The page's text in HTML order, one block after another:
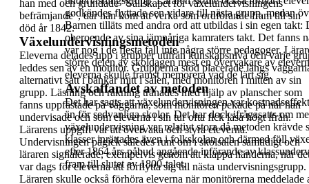
godkändes flyttade senvidare till nästa grupp, medan
Barnen tilläts med andra ord att utbildas i sin egen takt:
oberoende avsina jämnåriga kamraters takt. Det fanns
var nog i de flesta fall inte några större pedagoger.
större delen av skoldagen mest en övervakareav
eleverna skulle främst memorera vad de lärt sig.
Avskaffandet av metoden
Det har sagts att växelundervisningen var
änför sedvanliga skolor. Det har dock ifrågasatts om
växelundervisning var relativt stora då metoden krävde
klasser inrättades även i folkskolan och därmed föll
efter 1864 års påbud angående införande av
fram till slutet av 1800-talet.
han med ochgrundade ”Sällskapet för växelundervisningens
befrämjande”, där han kom att verka somordförande fram till sin
död år 1842.
Växelundervisningsmetoden
Eleverna delades upp igrupperutifrånkunskapsnivå och varje
leddes sen av enmonitör. Grupperna stod placerade längs
alternativt satt i bänkar mitt i salen, medmonitören i mitten av sin
grupp. Läsning ochräkning tränades med hjälp av planscher som
fanns uppfästade på väggarna, som monitören pekade pånär han
undervisade och som eleverna i sin tur oftafick läsa högt ifrån.
Lärarens uppgift var att övervaka och styraeleverna.
Undervisningen pågick således runt om iskolsalen samtidigt och
läraren signalerade,exempelvis genom att klappa händerna, när
vardags för eleverna att förflytta sig till nästa undervisningsgrupp.
Läraren skulle också förhöra eleverna när monitörerna meddelade